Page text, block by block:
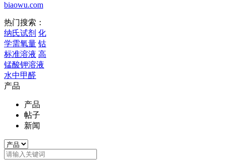
biaowu.com
热门搜索：
纳氏试剂 化
学需氧量 钴
标准溶液 高
锰酸钾溶液
水中甲醛
产品
产品
帖子
新闻